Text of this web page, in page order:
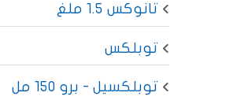
تانوكس 1.5 ملغ
توبلكس
توبلكسيل - برو 150 مل